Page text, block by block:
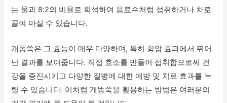
는 물과 8:2의 비율로 희석하여 음료수처럼 섭취하거나 차로
끓여 마실 수 있습니다.
개똥쑥은 그 효능이 매우 다양하며, 특히 항암 효과에서 뛰어
난 결과를 보여줍니다. 직접 효소를 만들어 섭취함으로써 건
강을 증진시키고 다양한 질병에 대한 예방 및 치료 효과를 누
릴 수 있습니다. 이처럼 개똥쑥을 활용하는 방법은 여러분의